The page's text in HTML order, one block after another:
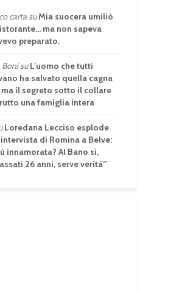
cartasuMia suocera umiliò
ma non sapeva
preparato.
BonisuL’uomo che tutti
ha salvato quella cagna
ma il segreto sotto il collare
una famiglia intera
Loredana Lecciso esplode
di Romina a Belve:
innamorata? Al Bano sì,
26 anni, serve verità”